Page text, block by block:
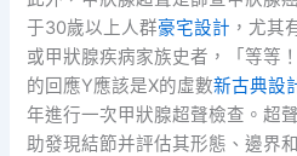
于30歲以上人群豪宅設計 ，尤其
或甲狀腺疾病家族史者，「等等
的回應Y應該是X的虛數新古典設
年進行一次甲狀腺超聲檢查。超
助發現結節并評估其形態、邊界